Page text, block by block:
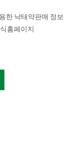
한 낙태약판매 정보
홈페이지